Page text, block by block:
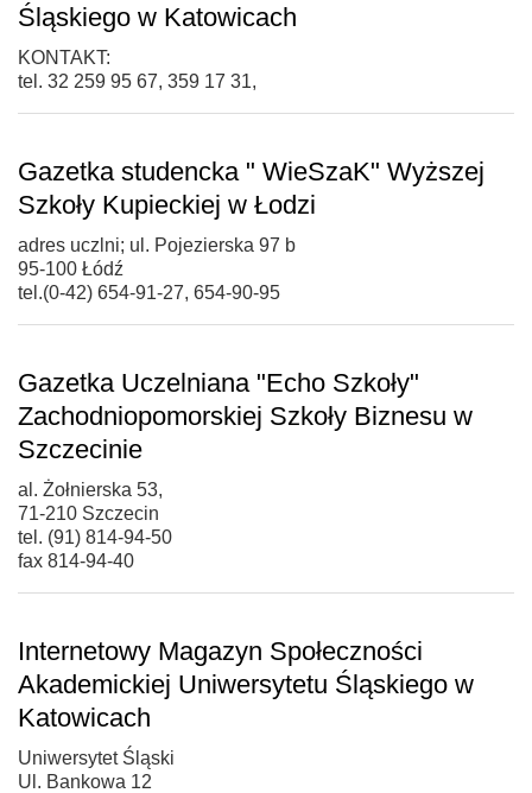
Śląskiego w Katowicach
KONTAKT:
tel. 32 259 95 67, 359 17 31,
Gazetka studencka " WieSzaK" Wyższej
Szkoły Kupieckiej w Łodzi
adres uczlni; ul. Pojezierska 97 b
95-100 Łódź
tel.(0-42) 654-91-27, 654-90-95
Gazetka Uczelniana "Echo Szkoły"
Zachodniopomorskiej Szkoły Biznesu w
Szczecinie
al. Żołnierska 53,
71-210 Szczecin
tel. (91) 814-94-50
fax 814-94-40
Internetowy Magazyn Społeczności
Akademickiej Uniwersytetu Śląskiego w
Katowicach
Uniwersytet Śląski
Ul. Bankowa 12